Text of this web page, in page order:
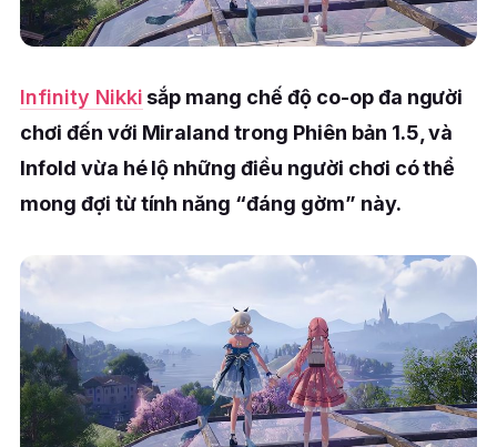
Infinity Nikkisắp mang chế độ co-op đa người
chơi đến với Miraland trong Phiên bản 1.5, và
Infold vừa hé lộ những điều người chơi có thể
mong đợi từ tính năng “đáng gờm” này.